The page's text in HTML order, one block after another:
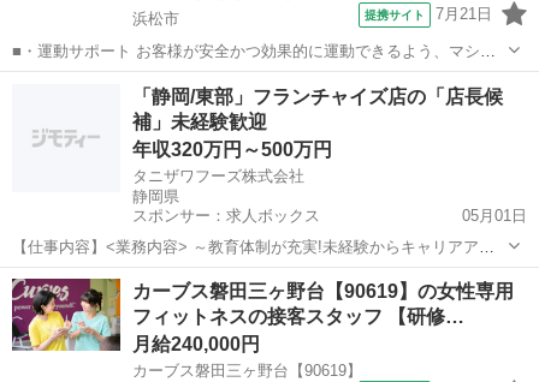
浜松市
提携サイト 7月21日
■・運動サポート お客様が安全かつ効果的に運動できるよう、マシン
の使い方をアドバイスします。運動が初めての方や苦手な方がほとん
どなので、難しい指導はありません。「今日はこの動きを意識しまし
ょう！」といったお声がけをしながら、...
その他
「静岡/東部」フランチャイズ店の「店長候
補」未経験歓迎
年収320万円～500万円
タニザワフーズ株式会社
静岡県
スポンサー：求人ボックス
05月01日
【仕事内容】<業務内容> ～教育体制が充実!未経験からキャリアアッ
プできる環境です 大手フランチャイズ店舗にて、店長候補として店舗
運営をお任せします。 (具体的には) まずは接客や調理からスタート └
業務フローを把握していただきま...
正社員
カーブス磐田三ヶ野台【90619】の女性専用
フィットネスの接客スタッフ 【研修…
月給240,000円
カーブス磐田三ヶ野台【90619】